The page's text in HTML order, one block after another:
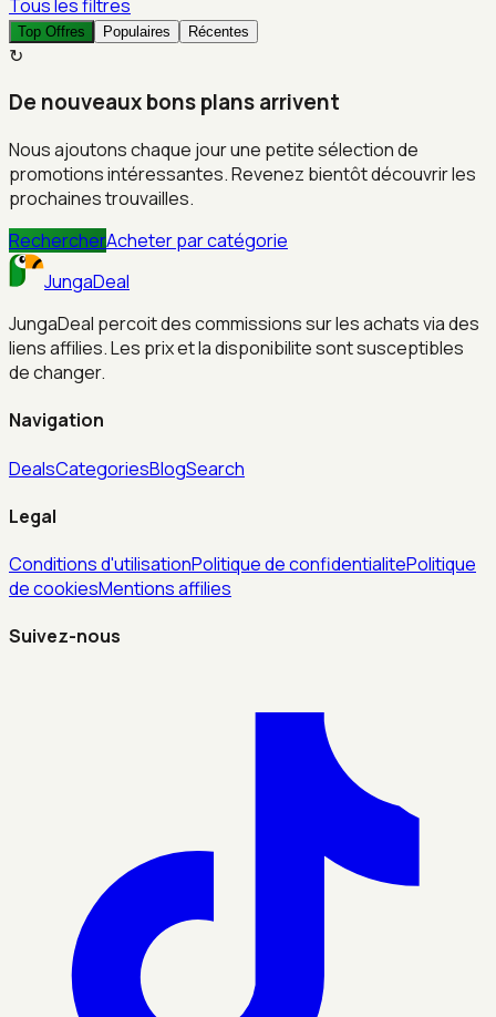
Tous les filtres
Top Offres Populaires Récentes
↻
De nouveaux bons plans arrivent
Nous ajoutons chaque jour une petite sélection de
promotions intéressantes. Revenez bientôt découvrir les
prochaines trouvailles.
RechercherAcheter par catégorie
JungaDeal
JungaDeal percoit des commissions sur les achats via des
liens affilies. Les prix et la disponibilite sont susceptibles
de changer.
Navigation
DealsCategoriesBlogSearch
Legal
Conditions d'utilisationPolitique de confidentialitePolitique
de cookiesMentions affilies
Suivez-nous